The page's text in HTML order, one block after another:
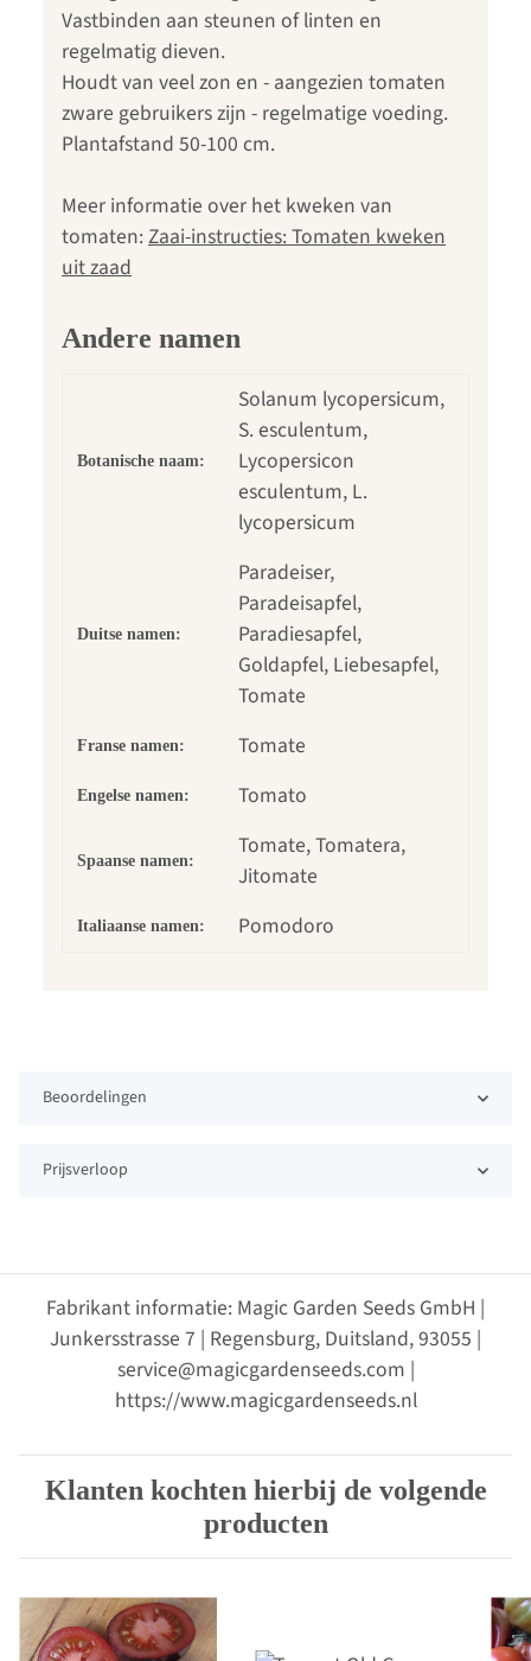
Vastbinden aan steunen of linten en
regelmatig dieven.
Houdt van veel zon en - aangezien tomaten
zware gebruikers zijn - regelmatige voeding.
Plantafstand 50-100 cm.
Meer informatie over het kweken van
tomaten: Zaai-instructies: Tomaten kweken
uit zaad
Andere namen
Botanische naam:
Solanum lycopersicum,
S. esculentum,
Lycopersicon
esculentum, L.
lycopersicum
Duitse namen:
Paradeiser,
Paradeisapfel,
Paradiesapfel,
Goldapfel, Liebesapfel,
Tomate
Franse namen: Tomate
Engelse namen: Tomato
Spaanse namen:
Tomate, Tomatera,
Jitomate
Italiaanse namen: Pomodoro
Beoordelingen
Prijsverloop
Fabrikant informatie: Magic Garden Seeds GmbH |
Junkersstrasse 7 | Regensburg, Duitsland, 93055 |
service@magicgardenseeds.com |
https://www.magicgardenseeds.nl
Klanten kochten hierbij de volgende
producten